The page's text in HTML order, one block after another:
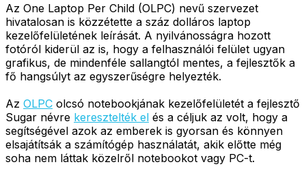
Az One Laptop Per Child (OLPC) nevű szervezet
hivatalosan is közzétette a száz dolláros laptop
kezelőfelületének leírását. A nyilvánosságra hozott
fotóról kiderül az is, hogy a felhasználói felület ugyan
grafikus, de mindenféle sallangtól mentes, a fejlesztők a
fő hangsúlyt az egyszerűségre helyezték.
Az OLPC olcsó notebookjának kezelőfelületét a fejlesztő
Sugar névre keresztelték el és a céljuk az volt, hogy a
segítségével azok az emberek is gyorsan és könnyen
elsajátítsák a számítógép használatát, akik előtte még
soha nem láttak közelről notebookot vagy PC-t.